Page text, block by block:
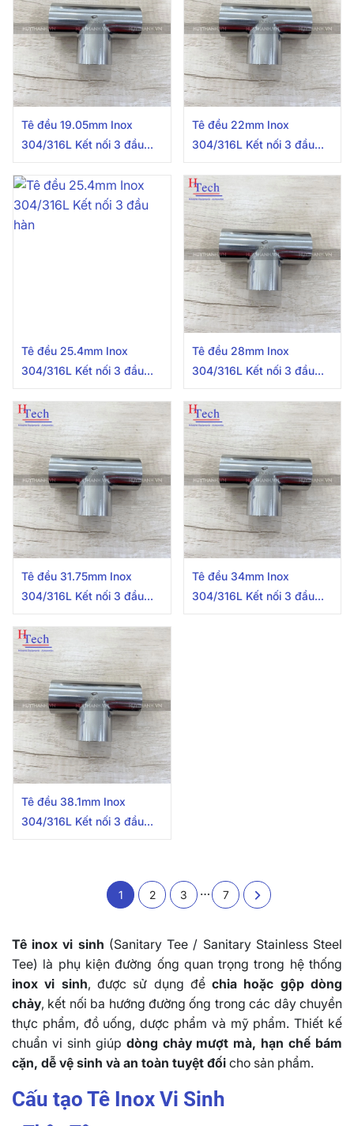
Tê đều 19.05mm Inox
304/316L Kết nối 3 đầu
Tê đều 22mm Inox
304/316L Kết nối 3 đầu
Tê đều 25.4mm Inox
304/316L Kết nối 3 đầu
Tê đều 28mm Inox
304/316L Kết nối 3 đầu
Tê đều 31.75mm Inox
304/316L Kết nối 3 đầu
Tê đều 34mm Inox
304/316L Kết nối 3 đầu
Tê đều 38.1mm Inox
304/316L Kết nối 3 đầu
1 2 3 … 7
Tê inox vi sinh (Sanitary Tee / Sanitary Stainless Steel
Tee) là phụ kiện đường ống quan trọng trong hệ thống
inox vi sinh, được sử dụng đểchia hoặc gộp dòng
chảy, kết nối ba hướng đường ống trong các dây chuyền
thực phẩm, đồ uống, dược phẩm và mỹ phẩm. Thiết kế
chuẩn vi sinh giúp dòng chảy mượt mà, hạn chế bám
cặn, dễ vệ sinh và an toàn tuyệt đối cho sản phẩm.
Cấu tạo Tê Inox Vi Sinh